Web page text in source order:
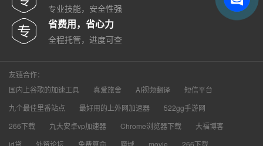
专业技能，安全性强
省费用，省心力
全程托管，进度可查
友链合作：
国内上谷歌的加速工具
真爱旅舍 AI视频翻译
短信平台
九个最佳里番站点
最好用的上外网加速器
522gg手游网
266下载
九大安卓vp加速器 Chrome浏览器下载
大福博客
id贷
外贸论坛 免费算命 魔域 movie 266下载